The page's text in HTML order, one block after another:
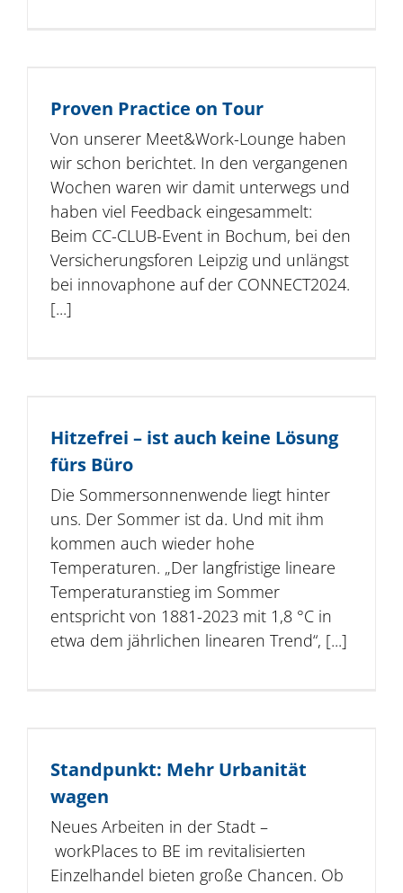
Proven Practice on Tour
Von unserer Meet&Work-Lounge haben
wir schon berichtet. In den vergangenen
Wochen waren wir damit unterwegs und
haben viel Feedback eingesammelt:
Beim CC-CLUB-Event in Bochum, bei den
Versicherungsforen Leipzig und unlängst
bei innovaphone auf der CONNECT2024.
[...]
Hitzefrei – ist auch keine Lösung
fürs Büro
Die Sommersonnenwende liegt hinter
uns. Der Sommer ist da. Und mit ihm
kommen auch wieder hohe
Temperaturen. „Der langfristige lineare
Temperaturanstieg im Sommer
entspricht von 1881-2023 mit 1,8 °C in
etwa dem jährlichen linearen Trend“, [...]
Standpunkt: Mehr Urbanität
wagen
Neues Arbeiten in der Stadt –
workPlaces to BE im revitalisierten
Einzelhandel bieten große Chancen. Ob